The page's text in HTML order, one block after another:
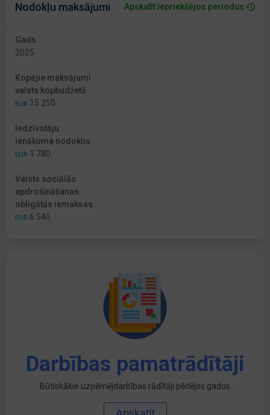
Nodokļu maksājumi Apskatīt iepriekšējos periodus
Gads
2025
Kopējie maksājumi
valsts kopbudžetā
EUR 15 250
Iedzīvotāju
ienākuma nodoklis
EUR 1 780
Valsts sociālās
apdrošināšanas
obligātās iemaksas
EUR 6 540
Darbības pamatrādītāji
Būtiskākie uzņēmējdarbības rādītāji pēdējos gados